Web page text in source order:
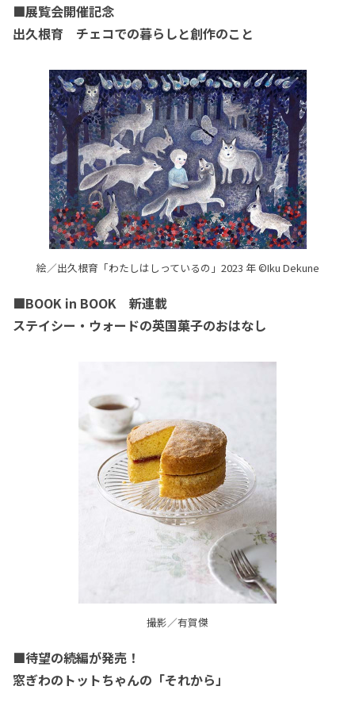
■展覧会開催記念
出久根育 チェコでの暮らしと創作のこと
絵／出久根育「わたしはしっているの」2023 年 ©Iku Dekune
■BOOK in BOOK 新連載
ステイシー・ウォードの英国菓子のおはなし
撮影／有賀傑
■待望の続編が発売！
窓ぎわのトットちゃんの「それから」